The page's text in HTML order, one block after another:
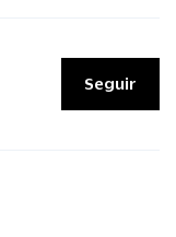
Seguir